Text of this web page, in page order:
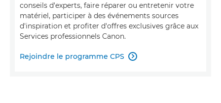
conseils d'experts, faire réparer ou entretenir votre
matériel, participer à des événements sources
d'inspiration et profiter d'offres exclusives grâce aux
Services professionnels Canon.
Rejoindre le programme CPS 